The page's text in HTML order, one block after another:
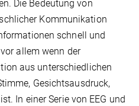
Die Bedeutung von
Kommunikation
schnell und
allem wenn der
aus unterschiedlichen
Gesichtsausdruck,
In einer Serie von EEG und